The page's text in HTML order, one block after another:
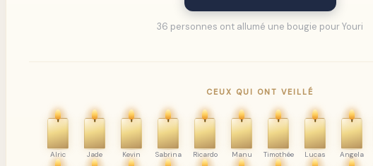
36 personnes ont allumé une bougie pour Youri
CEUX QUI ONT VEILLÉ
Alric Jade Kevin Sabrina Ricardo Manu Timothée Lucas Angela